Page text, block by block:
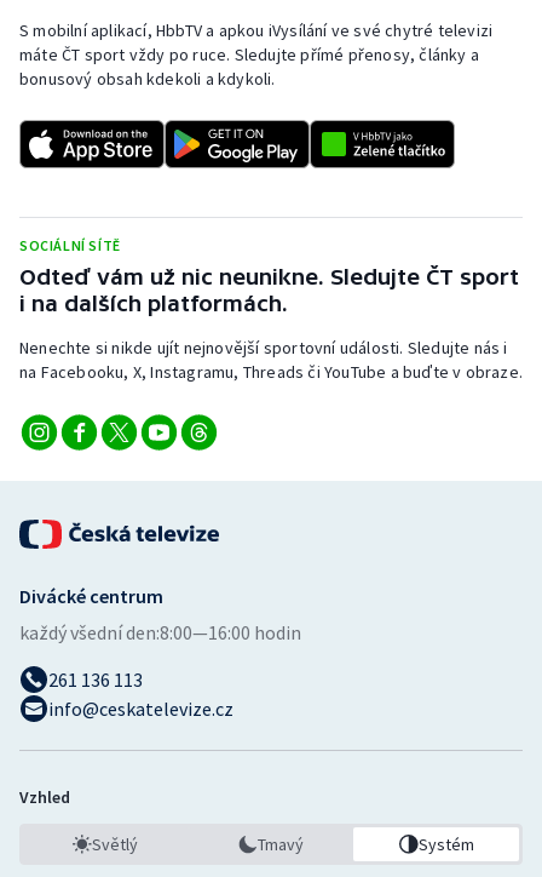
Ragby
Rychlobruslení
Short track
Sportovní střelba
Stolní tenis
Triatlon
Vodní slalom
Volejbal
Ostatní
S mobilní aplikací, HbbTV a apkou iVysílání ve své chytré televizi
máte ČT sport vždy po ruce. Sledujte přímé přenosy, články a
bonusový obsah kdekoli a kdykoli.
SOCIÁLNÍ SÍTĚ
Odteď vám už nic neunikne. Sledujte ČT sport
i na dalších platformách.
Nenechte si nikde ujít nejnovější sportovní události. Sledujte nás i
na Facebooku, X, Instagramu, Threads či YouTube a buďte v obraze.
Divácké centrum
každý všední den:8:00—16:00 hodin
261 136 113
info@ceskatelevize.cz
Vzhled
Světlý Tmavý Systém